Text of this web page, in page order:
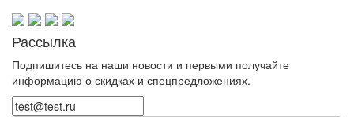
Рассылка
Подпишитесь на наши новости и первыми получайте
информацию о скидках и спецпредложениях.